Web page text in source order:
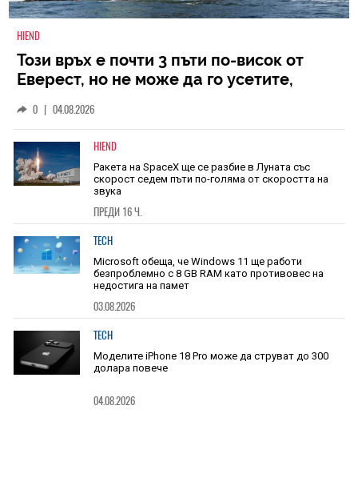
HIEND
Този връх е почти 3 пъти по-висок от
Еверест, но не може да го усетите,
0 | 04.08.2026
HIEND
Ракета на SpaceX ще се разбие в Луната със
скорост седем пъти по-голяма от скоростта на
звука
ПРЕДИ 16 Ч.
TECH
Microsoft обеща, че Windows 11 ще работи
безпроблемно с 8 GB RAM като противовес на
недостига на памет
03.08.2026
TECH
Моделите iPhone 18 Pro може да струват до 300
долара повече
04.08.2026